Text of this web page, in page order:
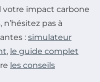
votre impact carbone
pas à
: simulateur
, le guide complet
les conseils